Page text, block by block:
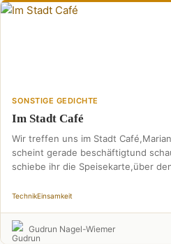
SONSTIGE GEDICHTE
Im Stadt Café
Wir treffen uns im Stadt
scheint gerade beschäftigtund
schiebe ihr die Speisekarte,über
TechnikEinsamkeit
Gudrun Nagel-Wiemer